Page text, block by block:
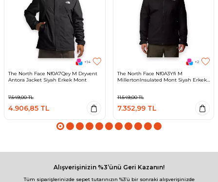
+14
The North Face Nf0A7Qey M Dryvent
Antora Jacket Siyah Erkek Mont
7.549,00TL
4.906,85 TL
+2
The North Face Nf0A3Yfi M
MillertonInsulated Mont Siyah Erkek
11.549,00TL
7.352,99TL
Alışverişinizin %3’ünü Geri Kazanın!
Tüm siparişlerinizde sepet tutarınızın %3’ü bir sonraki alışverişinizde